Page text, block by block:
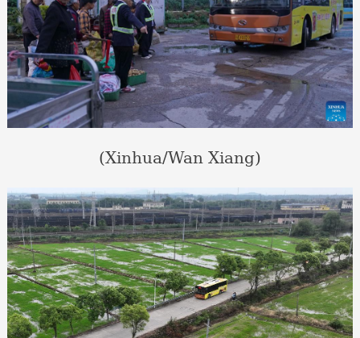
(Xinhua/Wan Xiang)